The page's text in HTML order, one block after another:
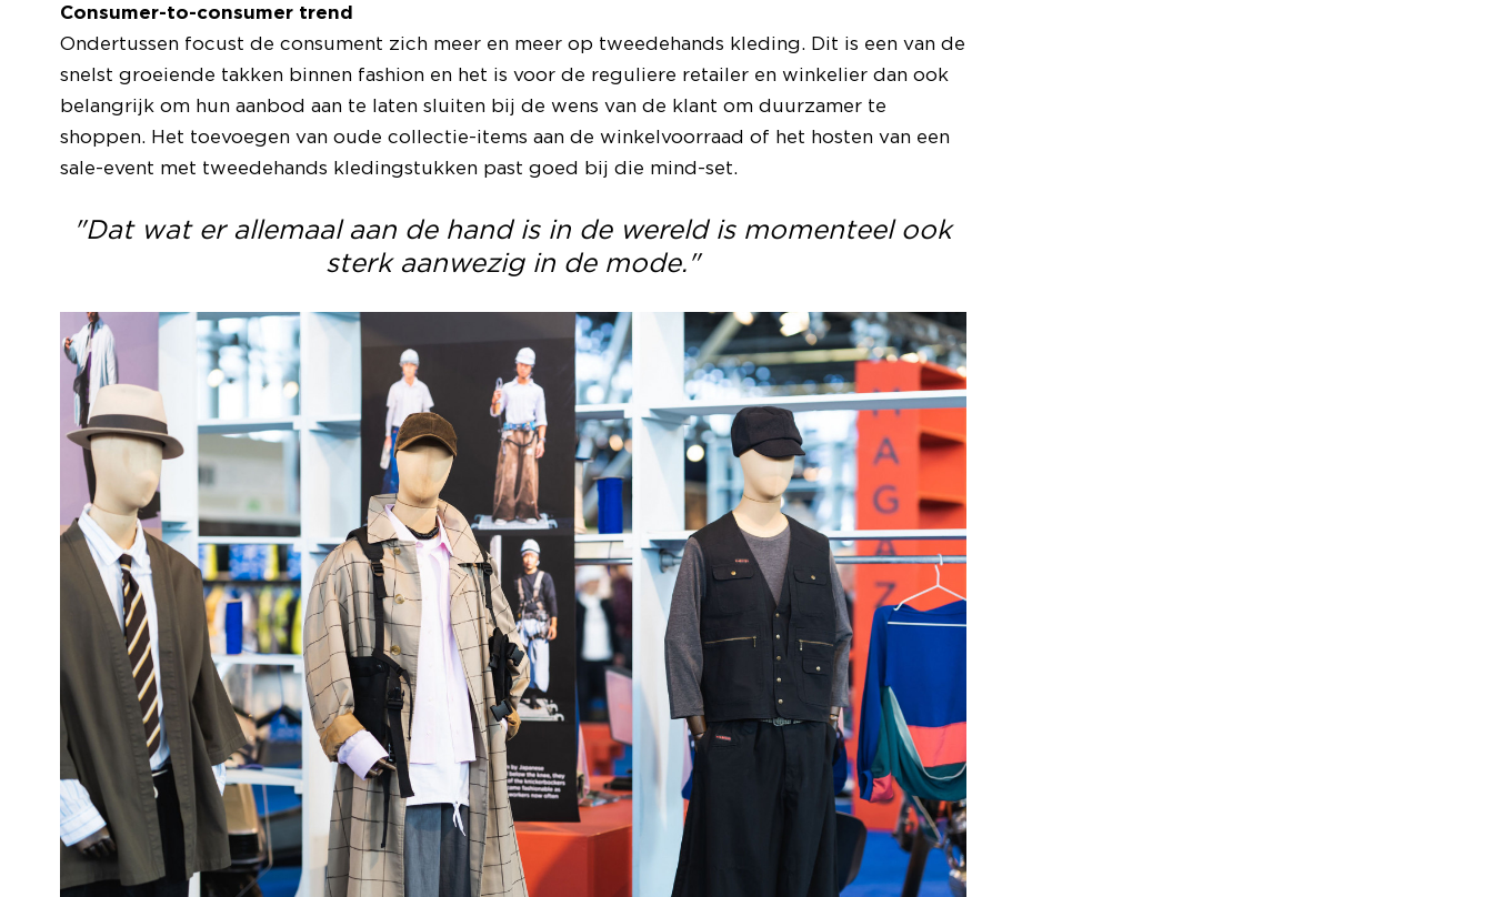
Consumer-to-consumer trend
Ondertussen focust de consument zich meer en meer op tweedehands kleding. Dit is een van de
snelst groeiende takken binnen fashion en het is voor de reguliere retailer en winkelier dan ook
belangrijk om hun aanbod aan te laten sluiten bij de wens van de klant om duurzamer te
shoppen. Het toevoegen van oude collectie-items aan de winkelvoorraad of het hosten van een
sale-event met tweedehands kledingstukken past goed bij die mind-set.
"Dat wat er allemaal aan de hand is in de wereld is momenteel ook
sterk aanwezig in de mode."